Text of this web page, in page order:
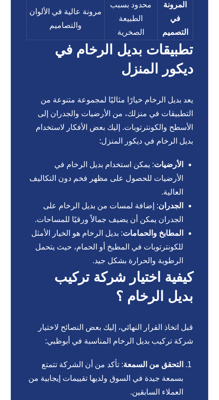
المرونة
في
التصميم
محدود بسبب
الطبيعة
الصخرية
مرونة عالية في الألوان
والتصاميم
تطبيقات بديل الرخام في
ديكور المنزل
يعد بديل الرخام خيارًا مثاليًا لمجموعة متنوعة من
التطبيقات في منزلك، من الأرضيات والجدران إلى
الأسطح والكونترتوبات. إليك بعض الأفكار لاستخدام
بديل الرخام في ديكور المنزل:
الأرضيات: يمكن استخدام بديل الرخام في
الأرضيات للحصول على مظهر فخم دون التكاليف
العالية.
الجدران: إضافة لمسات من بديل الرخام على
الجدران يمكن أن يضيف جمالاً ورقيًا للمساحات.
المطابخ والحمامات: بديل الرخام هو الخيار الأمثل
للكونترتوبات في المطبخ أو الحمام، حيث يتحمل
الرطوبة والحرارة بشكل جيد.
كيفية اختيار شركة تركيب
بديل الرخام ؟
قبل اتخاذ القرار النهائي، إليك بعض النصائح لاختيار
شركة تركيب بديل الرخام المناسبة في أبوظبي:
التحقق من السمعة: تأكد من أن الشركة تتمتع
بسمعة جيدة في السوق ولديها تقييمات إيجابية من
العملاء السابقين.